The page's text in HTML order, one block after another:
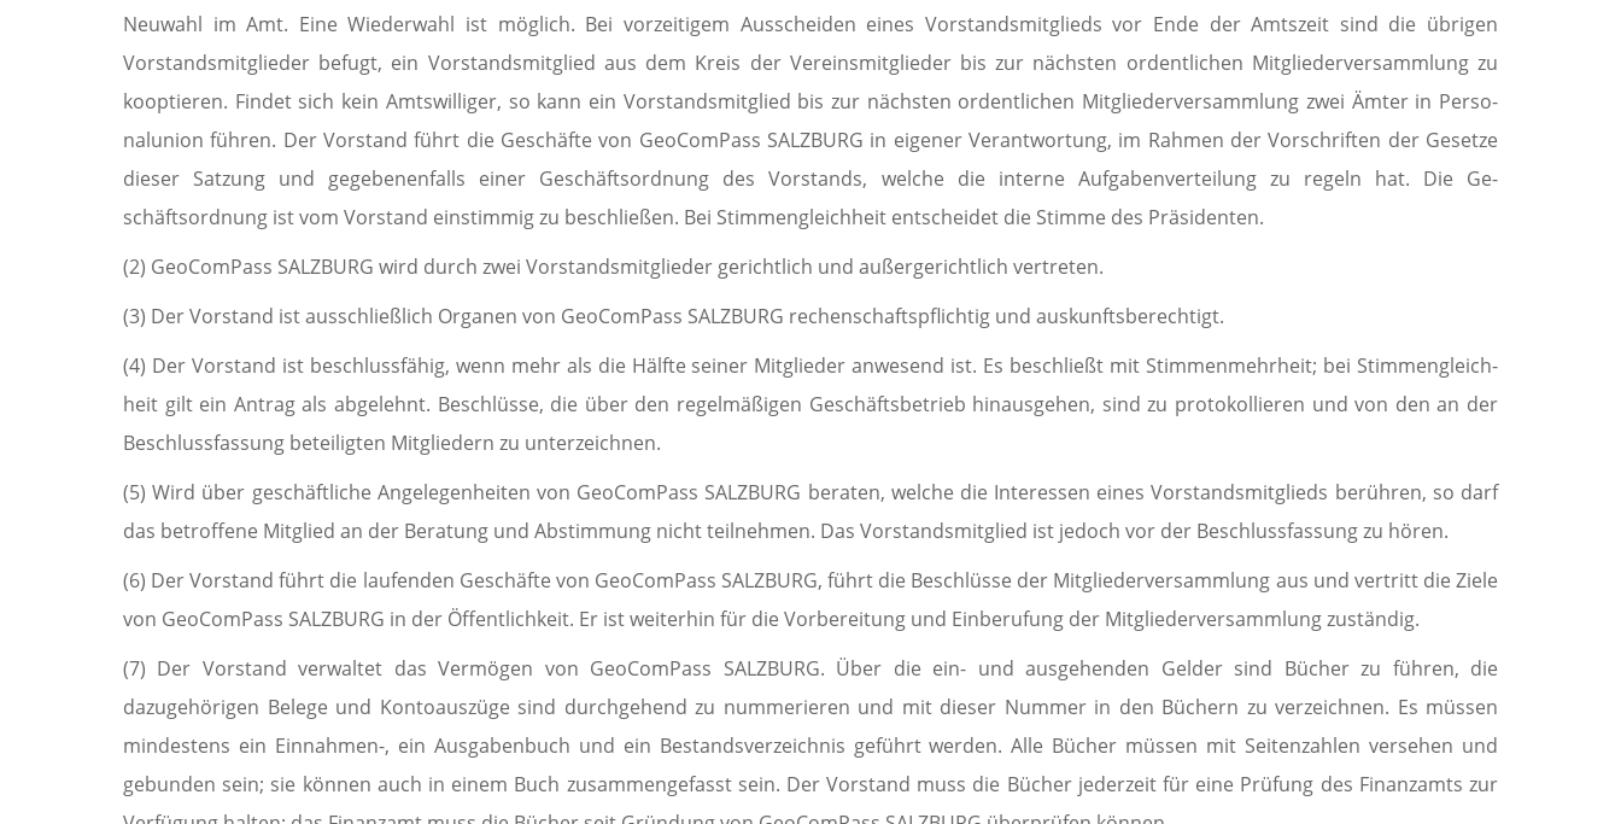
Neuwahl im Amt. Eine Wiederwahl ist möglich. Bei vor­zeitigem Aus­scheiden eines Vorstandsmitglieds vor Ende der Amtszeit sind die übrigen
Vorstandsmitglieder befugt, ein Vorstands­mitglied aus dem Kreis der Ver­eins­mit­glie­der bis zur nächsten ordentlichen Mitgliederversammlung zu
kooptie­ren. Findet sich kein Amtswilliger, so kann ein Vorstandsmitglied bis zur nächsten ordentlichen Mitgliederver­sammlung zwei Ämter in Perso­
nalunion führen. Der Vorstand führt die Geschäfte von GeoComPass SALZBURG in eigener Ver­antwortung, im Rahmen der Vorschriften der Gesetze
dieser Satzung und gegebenenfalls einer Geschäftsordnung des Vorstands, wel­che die interne Aufgaben­ver­teilung zu regeln hat. Die Ge­
schäftsordnung ist vom Vorstand einstimmig zu beschließen. Bei Stim­mengleichheit ent­schei­det die Stimme des Präsidenten.
(2) GeoComPass SALZBURG wird durch zwei Vorstandsmitglieder gerichtlich und außer­gerichtlich vertreten.
(3) Der Vorstand ist ausschließlich Organen von GeoComPass SALZBURG rechen­schafts­pflichtig und auskunftsberechtigt.
(4) Der Vorstand ist beschlussfähig, wenn mehr als die Hälfte seiner Mit­glie­der anwesend ist. Es beschließt mit Stimmenmehrheit; bei Stimmen­gleich­
heit gilt ein Antrag als abgelehnt. Beschlüsse, die über den regel­mäßigen Geschäftsbetrieb hinausgehen, sind zu protokollieren und von den an der
Beschlussfassung beteiligten Mitgliedern zu unterzeichnen.
(5) Wird über geschäftliche Angelegenheiten von GeoComPass SALZBURG beraten, wel­che die Interessen eines Vorstandsmitglieds berühren, so darf
das betroffe­ne Mitglied an der Beratung und Abstimmung nicht teilnehmen. Das Vorstandsmitglied ist jedoch vor der Beschlussfassung zu hören.
(6) Der Vorstand führt die laufenden Geschäfte von GeoComPass SALZBURG, führt die Beschlüsse der Mitgliederversammlung aus und vertritt die Ziele
von GeoComPass SALZBURG in der Öffentlichkeit. Er ist weiterhin für die Vor­be­reitung und Einberufung der Mitgliederversammlung zuständig.
(7) Der Vorstand verwaltet das Vermögen von GeoComPass SALZBURG. Über die ein- und ausgehenden Gelder sind Bücher zu führen, die
dazugehörigen Be­lege und Kontoauszüge sind durchgehend zu nummerieren und mit dieser Num­mer in den Büchern zu verzeichnen. Es müssen
mindestens ein Ein­nah­men-, ein Ausgabenbuch und ein Bestandsverzeichnis geführt werden. Alle Bücher müssen mit Seitenzahlen versehen und
gebunden sein; sie können auch in einem Buch zusammengefasst sein. Der Vorstand muss die Bü­cher jederzeit für eine Prüfung des Finanzamts zur